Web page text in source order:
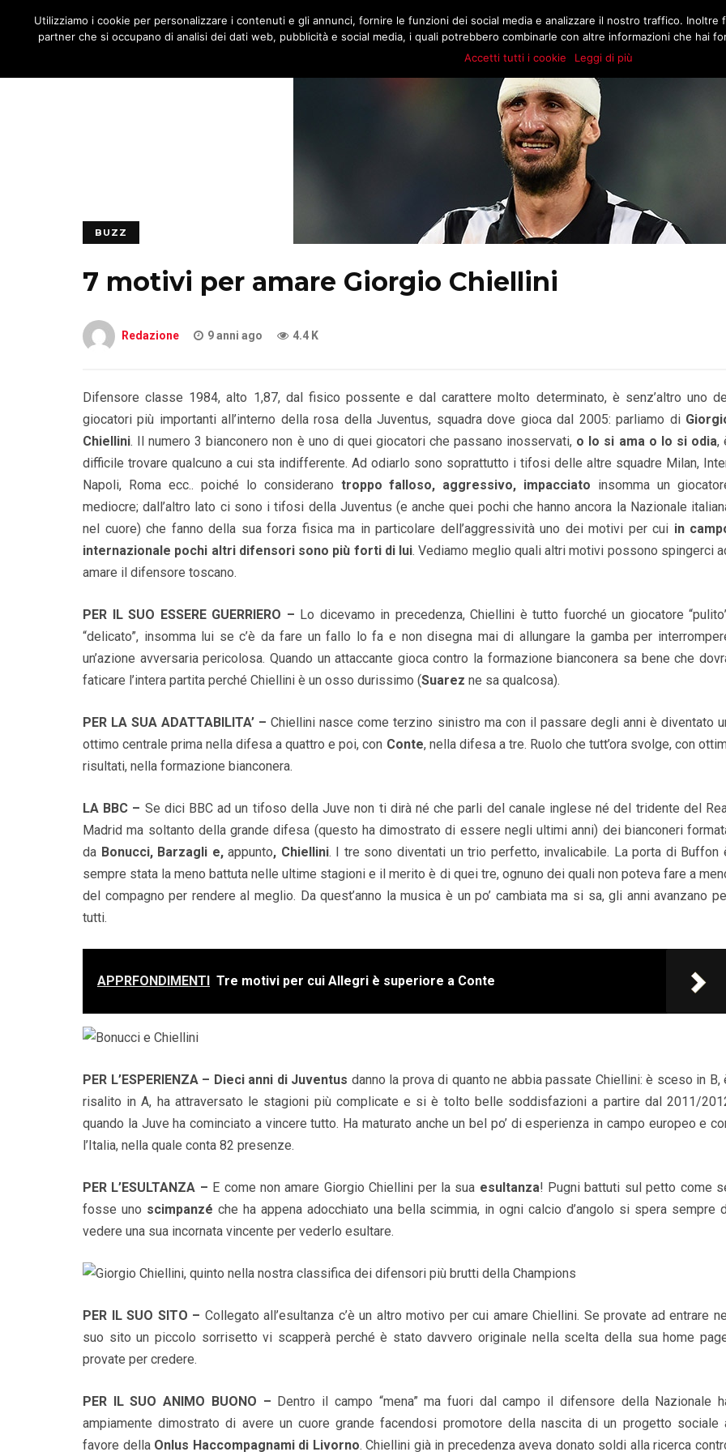
MENU JNOTIZIE.COM MATCH BUZZ MARKT STORIE
BUZZ
7 motivi per amare Giorgio Chiellini
Redazione 9 anni ago 4.4 K
Difensore classe 1984, alto 1,87, dal fisico possente e dal carattere molto determinato, è senz’altro uno
giocatori più importanti all’interno della rosa della Juventus, squadra dove gioca dal 2005: parliamo di
Chiellini. Il numero 3 bianconero non è uno di quei giocatori che passano inosservati, o lo si ama o lo si odia,
difficile trovare qualcuno a cui sta indifferente. Ad odiarlo sono soprattutto i tifosi delle altre squadre Milan,
Napoli, Roma ecc.. poiché lo considerano troppo falloso, aggressivo, impacciato insomma un
mediocre; dall’altro lato ci sono i tifosi della Juventus (e anche quei pochi che hanno ancora la Nazionale
nel cuore) che fanno della sua forza fisica ma in particolare dell’aggressività uno dei motivi per cui in
internazionale pochi altri difensori sono più forti di lui. Vediamo meglio quali altri motivi possono spingerci
amare il difensore toscano.
PER IL SUO ESSERE GUERRIERO – Lo dicevamo in precedenza, Chiellini è tutto fuorché un giocatore
“delicato”, insomma lui se c’è da fare un fallo lo fa e non disegna mai di allungare la gamba per
un’azione avversaria pericolosa. Quando un attaccante gioca contro la formazione bianconera sa bene che
faticare l’intera partita perché Chiellini è un osso durissimo (Suarez ne sa qualcosa).
PER LA SUA ADATTABILITA’ – Chiellini nasce come terzino sinistro ma con il passare degli anni è diventato
ottimo centrale prima nella difesa a quattro e poi, con Conte, nella difesa a tre. Ruolo che tutt’ora svolge, con
risultati, nella formazione bianconera.
LA BBC – Se dici BBC ad un tifoso della Juve non ti dirà né che parli del canale inglese né del tridente del
Madrid ma soltanto della grande difesa (questo ha dimostrato di essere negli ultimi anni) dei bianconeri
da Bonucci, Barzagli e,appunto, Chiellini. I tre sono diventati un trio perfetto, invalicabile. La porta di Buffon
sempre stata la meno battuta nelle ultime stagioni e il merito è di quei tre, ognuno dei quali non poteva fare a
del compagno per rendere al meglio. Da quest’anno la musica è un po’ cambiata ma si sa, gli anni avanzano
tutti.
APPRFONDIMENTI Tre motivi per cui Allegri è superiore a Conte
PER L’ESPERIENZA – Dieci anni di Juventus danno la prova di quanto ne abbia passate Chiellini: è sceso in B,
risalito in A, ha attraversato le stagioni più complicate e si è tolto belle soddisfazioni a partire dal 2011/
quando la Juve ha cominciato a vincere tutto. Ha maturato anche un bel po’ di esperienza in campo europeo e
l’Italia, nella quale conta 82 presenze.
PER L’ESULTANZA – E come non amare Giorgio Chiellini per la sua esultanza! Pugni battuti sul petto come
fosse uno scimpanzé che ha appena adocchiato una bella scimmia, in ogni calcio d’angolo si spera sempre
vedere una sua incornata vincente per vederlo esultare.
PER IL SUO SITO – Collegato all’esultanza c’è un altro motivo per cui amare Chiellini. Se provate ad entrare
suo sito un piccolo sorrisetto vi scapperà perché è stato davvero originale nella scelta della sua home
provate per credere.
PER IL SUO ANIMO BUONO – Dentro il campo “mena” ma fuori dal campo il difensore della Nazionale
ampiamente dimostrato di avere un cuore grande facendosi promotore della nascita di un progetto sociale
favore della Onlus Haccompagnami di Livorno. Chiellini già in precedenza aveva donato soldi alla ricerca
Utilizziamo i cookie per personalizzare i contenuti e gli annunci, fornire le funzioni dei social media e analizzare il nostro traffico.
partner che si occupano di analisi dei dati web, pubblicità e social media, i quali potrebbero combinarle con altre informazioni che hai
Accetti tutti i cookie
Leggi di più